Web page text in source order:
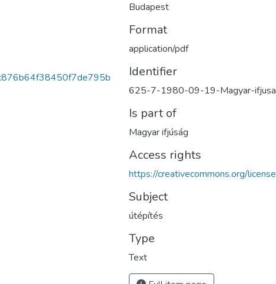
Budapest
Format
application/pdf
Identifier
625-7-1980-09-19-Magyar-
Is part of
Magyar ifjúság
Access rights
https://creativecommons.org/
Subject
útépítés
Type
Text